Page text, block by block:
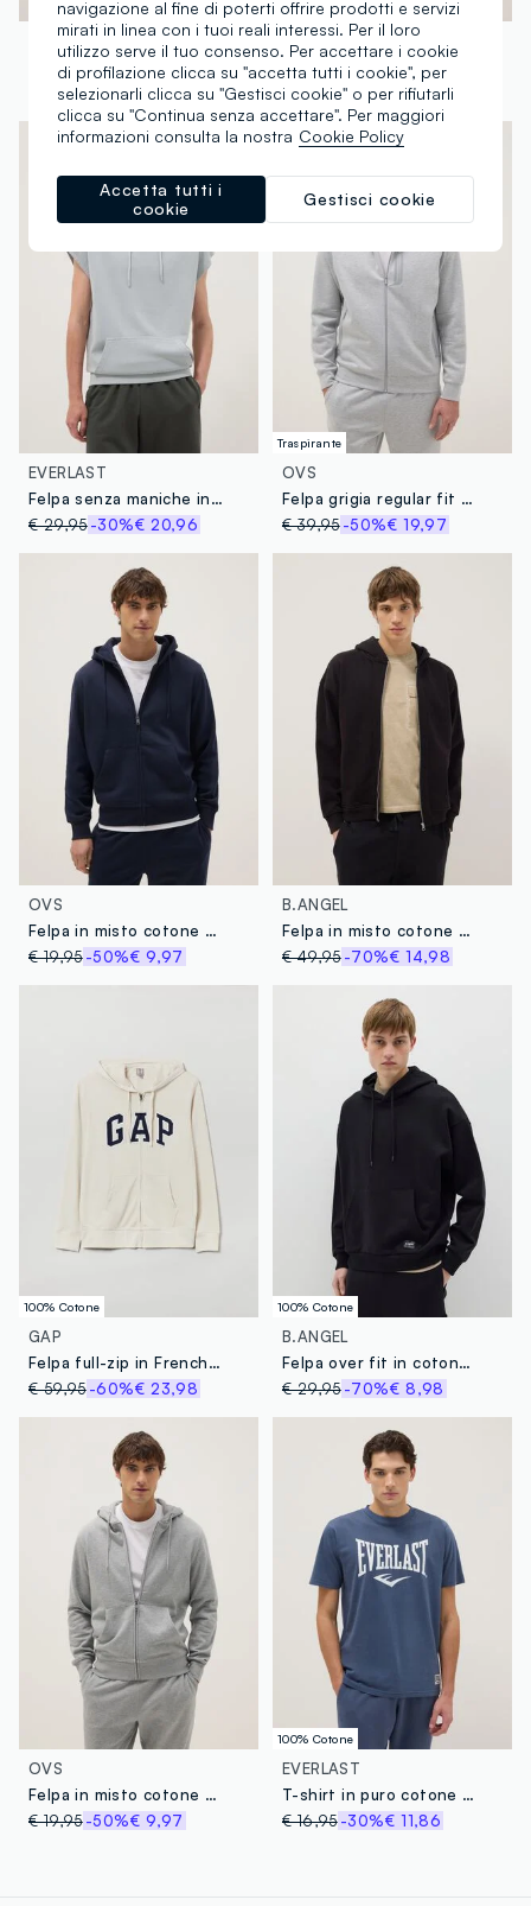
EVERLAST
Felpa in misto cotone nero regular fit con logo Everlast
€ 29,95-50%€ 14,97
EVERLAST
€ 32,95-50%€ 16,47
EVERLAST
Felpa senza maniche in misto cotone grigia regular fit con cappuccio
€ 29,95-30%€ 20,96
Traspirante
OVS
Felpa grigia regular fit con cappuccio e collo con zip frontale
€ 39,95 -50%€ 19,97
OVS
Felpa in misto cotone blu regular fit con zip e cappuccio
€ 19,95-50%€ 9,97
B.ANGEL
Felpa in misto cotone nera oversize fit con cappuccio
€ 49,95 -70%€ 14,98
100% Cotone
GAP
Felpa full-zip in French Terry con cappuccio e logo GAP
€ 59,95-60%€ 23,98
100% Cotone
B.ANGEL
Felpa over fit in cotone con cappuccio
€ 29,95 -70%€ 8,98
OVS
Felpa in misto cotone grigia regular fit con zip e cappuccio
€ 19,95-50%€ 9,97
100% Cotone
EVERLAST
T-shirt in puro cotone blu regular fit con logo Everlast
€ 16,95 -30%€ 11,86
navigazione al fine di poterti offrire prodotti e servizi
mirati in linea con i tuoi reali interessi. Per il loro
utilizzo serve il tuo consenso. Per accettare i cookie
di profilazione clicca su "accetta tutti i cookie", per
selezionarli clicca su "Gestisci cookie" o per rifiutarli
clicca su "Continua senza accettare". Per maggiori
informazioni consulta la nostra Cookie Policy
Gestisci cookie
Accetta tutti i
cookie